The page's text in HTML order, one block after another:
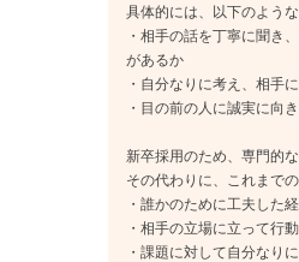
験したことのない店舗の店長とし
店舗マネジメントと本社や取引先
向き合います。
これまでの複数店舗での勤務経験
ウンセラーを支えるエリアマネー
括、より大きな売上を目標に挑戦
具体的には、以下のような
・相手の話を丁寧に聞き
があるか
・自分なりに考え、相手
・目の前の人に誠実に向
新卒採用のため、専門的
その代わりに、これまで
・誰かのために工夫した
・相手の立場に立って行
・課題に対して自分なり